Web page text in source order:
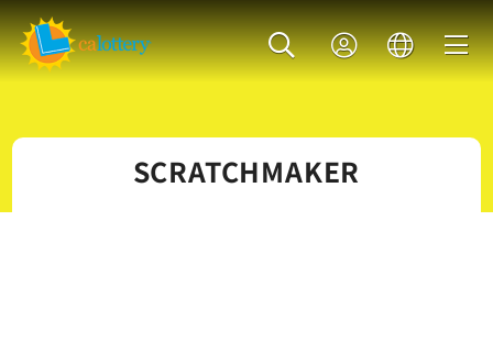
SCRATCHMAKER